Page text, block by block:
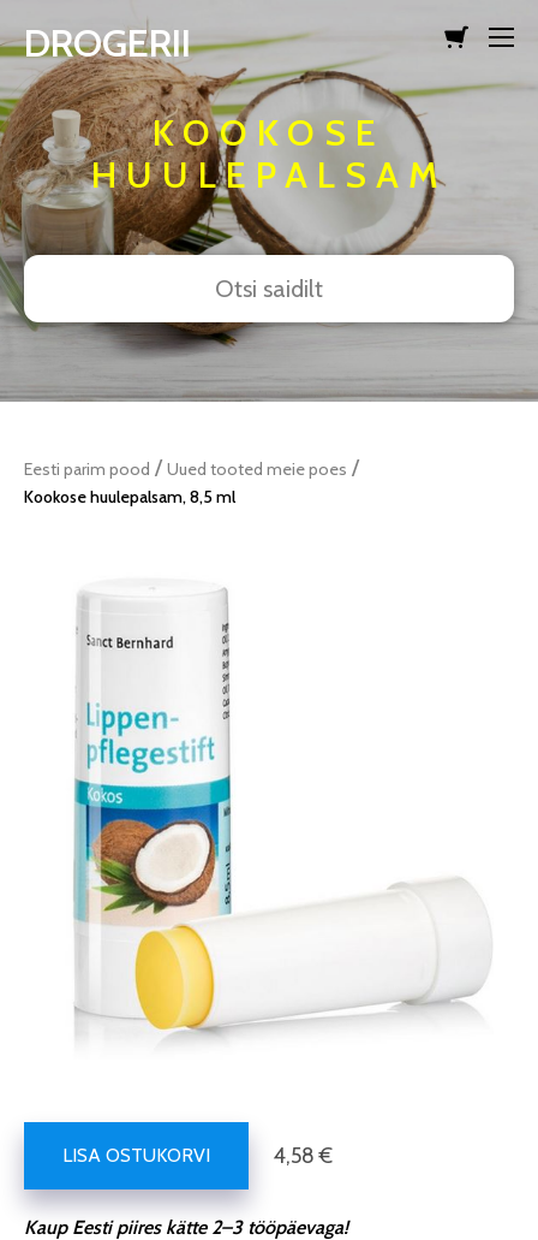
lisati ostukorvi. Vaata ostukorvi
DROGERII
KOOKOSE
HUULEPALSAM
Eesti parim pood / Uued tooted meie poes /
Kookose huulepalsam, 8,5 ml
LISA OSTUKORVI 4,58 €
Kaup Eesti piires kätte 2–3 tööpäevaga!